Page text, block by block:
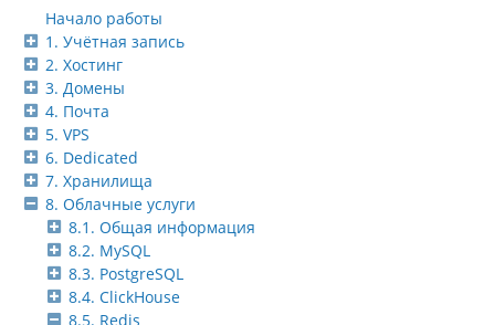
Начало работы
1. Учётная запись
2. Хостинг
3. Домены
4. Почта
5. VPS
6. Dedicated
7. Хранилища
8. Облачные услуги
8.1. Общая информация
8.2. MySQL
8.3. PostgreSQL
8.4. ClickHouse
8.5. Redis